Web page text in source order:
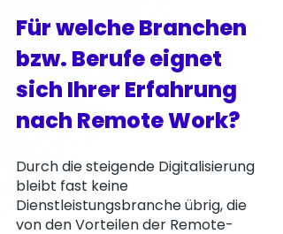
Für welche Branchen
bzw. Berufe eignet
sich Ihrer Erfahrung
nach Remote Work?
Durch die steigende Digitalisierung
bleibt fast keine
Dienstleistungsbranche übrig, die
von den Vorteilen der Remote-